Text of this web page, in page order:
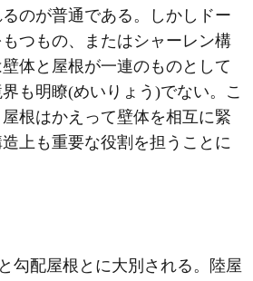
のが普通である。しかしドー
つもの、またはシャーレン構
体と屋根が一連のものとして
も明瞭(めいりょう)でない。こ
根はかえって壁体を相互に緊
上も重要な役割を担うことに
勾配屋根とに大別される。陸屋